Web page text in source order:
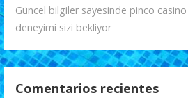
Güncel bilgiler sayesinde pinco
deneyimi sizi bekliyor
Comentarios recientes